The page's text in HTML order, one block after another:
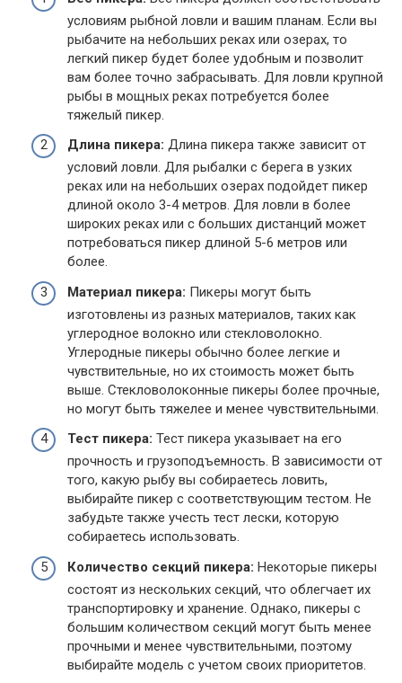
условиям рыбной ловли и вашим планам. Если вы
рыбачите на небольших реках или озерах, то
легкий пикер будет более удобным и позволит
вам более точно забрасывать. Для ловли крупной
рыбы в мощных реках потребуется более
тяжелый пикер.
Длина пикера: Длина пикера также зависит от
условий ловли. Для рыбалки с берега в узких
реках или на небольших озерах подойдет пикер
длиной около 3-4 метров. Для ловли в более
широких реках или с больших дистанций может
потребоваться пикер длиной 5-6 метров или
более.
Материал пикера: Пикеры могут быть
изготовлены из разных материалов, таких как
углеродное волокно или стекловолокно.
Углеродные пикеры обычно более легкие и
чувствительные, но их стоимость может быть
выше. Стекловолоконные пикеры более прочные,
но могут быть тяжелее и менее чувствительными.
Тест пикера: Тест пикера указывает на его
прочность и грузоподъемность. В зависимости от
того, какую рыбу вы собираетесь ловить,
выбирайте пикер с соответствующим тестом. Не
забудьте также учесть тест лески, которую
собираетесь использовать.
Количество секций пикера: Некоторые пикеры
состоят из нескольких секций, что облегчает их
транспортировку и хранение. Однако, пикеры с
большим количеством секций могут быть менее
прочными и менее чувствительными, поэтому
выбирайте модель с учетом своих приоритетов.